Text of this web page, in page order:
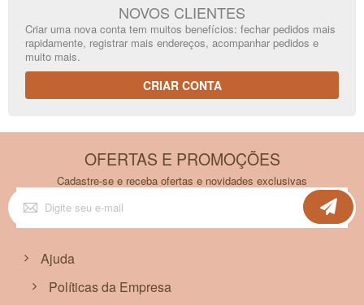
NOVOS CLIENTES
Criar uma nova conta tem muitos benefícios: fechar pedidos mais
rapidamente, registrar mais endereços, acompanhar pedidos e
muito mais.
CRIAR CONTA
OFERTAS E PROMOÇÕES
Cadastre-se e receba ofertas e novidades exclusivas
Inscreva-
se
na
Ajuda
Políticas da Empresa